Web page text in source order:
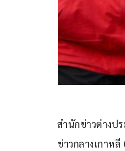
สำนักข่าวต่างป
ข่าวกลางเกาห